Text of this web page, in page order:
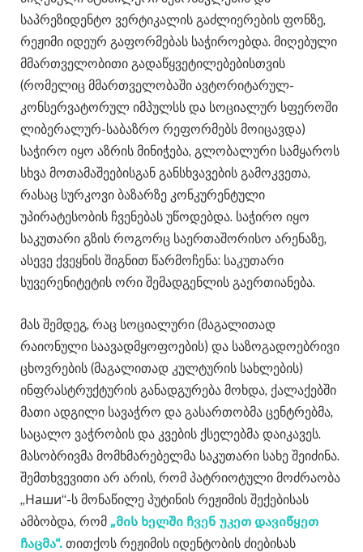
საპრეზიდენტო ვერტიკალის გაძლიერების ფონზე,
რეჟიმი იდეურ გაფორმებას საჭიროებდა. მიღებული
მმართველობითი გადაწყვეტილებებისთვის
(რომელიც მმართველობაში ავტორიტარულ-
კონსერვატორულ იმპულსს და სოციალურ სფეროში
ლიბერალურ-საბაზრო რეფორმებს მოიცავდა)
საჭირო იყო აზრის მინიჭება, გლობალური სამყაროს
სხვა მოთამაშეებისგან განსხვავების გამოკვეთა,
რასაც სურკოვი ბაზარზე კონკურენტული
უპირატესობის ჩვენებას უწოდებდა. საჭირო იყო
საკუთარი გზის როგორც საერთაშორისო არენაზე,
ასევე ქვეყნის შიგნით წარმოჩენა: საკუთარი
სუვერენიტეტის ორი შემადგენლის გაერთიანება.
მას შემდეგ, რაც სოციალური (მაგალითად
რაიონული საავადმყოფოების) და საზოგადოებრივი
ცხოვრების (მაგალითად კულტურის სახლების)
ინფრასტრუქტურის განადგურება მოხდა, ქალაქებში
მათი ადგილი სავაჭრო და გასართობმა ცენტრებმა,
საცალო ვაჭრობის და კვების ქსელებმა დაიკავეს.
მასობრივმა მომხმარებელმა საკუთარი სახე შეიძინა.
შემთხვევითი არ არის, რომ პატრიოტული მოძრაობა
„Наши“-ს მონაწილე პუტინის რეჟიმის შექებისას
ამბობდა, რომ „მის ხელში ჩვენ უკეთ დავიწყეთ
ჩაცმა“. თითქოს რეჟიმის იდენტობის ძიებისას